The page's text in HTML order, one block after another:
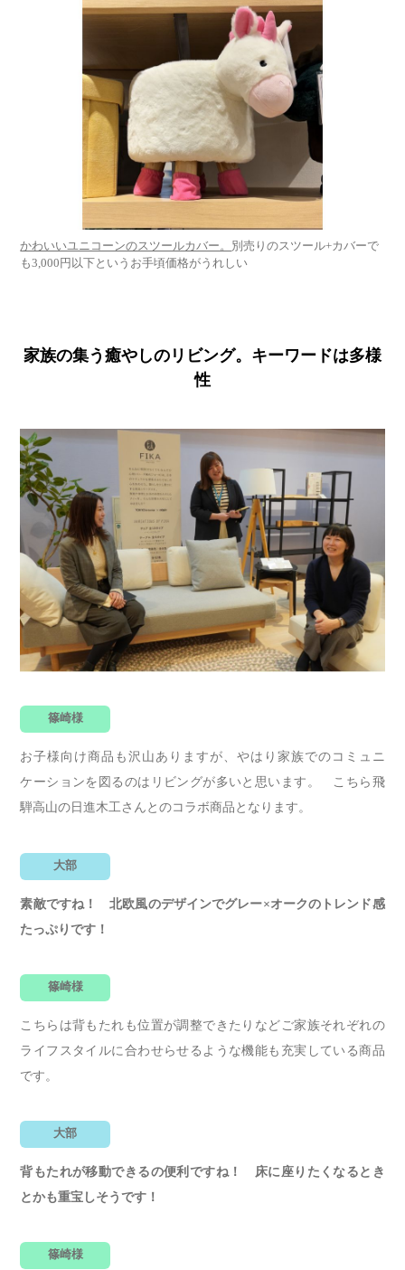
かわいいユニコーンのスツールカバー。 別売りのスツール+カバーで
も3,000円以下というお手頃価格がうれしい
家族の集う癒やしのリビング。キーワードは多様
性
篠崎様
お子様向け商品も沢山ありますが、やはり家族でのコミュニ
ケーションを図るのはリビングが多いと思います。 こちら飛
騨高山の日進木工さんとのコラボ商品となります。
大部
素敵ですね！ 北欧風のデザインでグレー×オークのトレンド感
たっぷりです！
篠崎様
こちらは背もたれも位置が調整できたりなどご家族それぞれの
ライフスタイルに合わせらせるような機能も充実している商品
です。
大部
背もたれが移動できるの便利ですね！ 床に座りたくなるとき
とかも重宝しそうです！
篠崎様